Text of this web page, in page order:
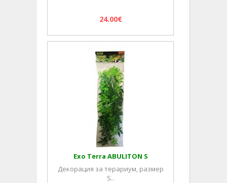
24.00€
Exo Terra ABULITON S
Декорация за терариум, размер
S..